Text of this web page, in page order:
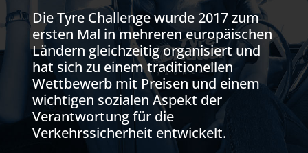
Die Tyre Challenge wurde 2017 zum
ersten Mal in mehreren europäischen
Ländern gleichzeitig organisiert und
hat sich zu einem traditionellen
Wettbewerb mit Preisen und einem
wichtigen sozialen Aspekt der
Verantwortung für die
Verkehrssicherheit entwickelt.